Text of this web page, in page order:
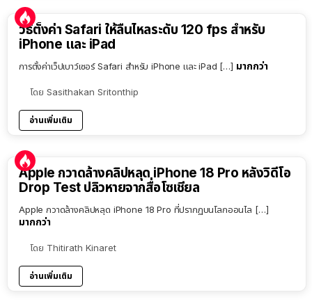
วิธีตั้งค่า Safari ให้ลื่นไหลระดับ 120 fps สำหรับ
iPhone และ iPad
การตั้งค่าเว็ปเบาว์เซอร์ Safari สำหรับ iPhone และ iPad […] มากกว่า
โดย Sasithakan Sritonthip
อ่านเพิ่มเติม
Apple กวาดล้างคลิปหลุด iPhone 18 Pro หลังวิดีโอ
Drop Test ปลิวหายจากสื่อโซเชียล
Apple กวาดล้างคลิปหลุด iPhone 18 Pro ที่ปรากฏบนโลกออนไล […]
มากกว่า
โดย Thitirath Kinaret
อ่านเพิ่มเติม